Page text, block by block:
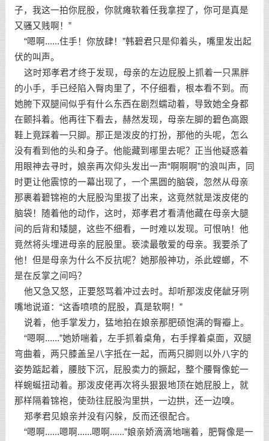
子，我这一拍你屁股，你就瘫软着任我拿捏了，你可是真是
又骚又贱啊！”
“嗯啊......住手！你放肆！”韩碧君只是仰着头，嘴里发出起
伏的叫声。
这时郑孝君才终于发现，母亲的左边屁股上抓着一只黑胖
的小手，手已经陷入臀肉里了，不仔细看，根本看不到。而
她胯下双腿间似乎有什么东西在剧烈蠕动着，导致她全身都
在颤抖着。他再往下看去，赫然发现，母亲左脚的碧色高跟
鞋上竟踩着一只脚。那正是泼皮的打扮，那他的头呢，怎么
没有看到他的头和身子。他能藏到哪里去呢？正当他疑惑着
用眼神去寻时，娘亲再次仰头发出一声“啊啊啊”的浪叫声，同
时更让他震惊的一幕出现了，一个黑圆的脑袋，忽然从母亲
那裹着碧锦袍的大屁股沟里拔了出来，这竟然就是泼皮佬的
脑袋！随着他的动作，这时，郑孝君才看清他藏在母亲大腿
间的后背和矮腿，这些不细看，一时难以发现。可恨呐！他
竟然将头埋进母亲的屁股里。亵渎最敬爱的母亲。我要杀了
他！但是母亲为什么不反抗呢？她那般神功，杀此螳螂，不
是在反掌之间吗？
他又急又怒，正要怒骂着冲过去时。却听那泼皮佬龇牙咧
嘴地说道：“这香喷喷的屁股，真是软啊！”
说着，他手掌发力，猛地拍在娘亲那肥硕饱满的臀瓣上。
“嗯啊......”她娇喘着，左手抓着桌角，右手撑着桌面，双腿
弯曲着，两只膝盖呈八字抵在一起，而两只脚则以外八字的
姿势踮起着，腰肢下沉，屁股卖力的撅起，整个腰臀像蛇一
样蜿蜒扭动着。那泼皮佬再次将头狠狠地顶在她屁股上，就
那样隔着锦袍，使劲往屁股沟里拱，一边拱，还一边嗅。
郑孝君见娘亲并没有闪躲，反而还很配合。
“嗯啊......嗯啊......嗯啊......”娘亲娇滴滴地喘着，肥臀像是一